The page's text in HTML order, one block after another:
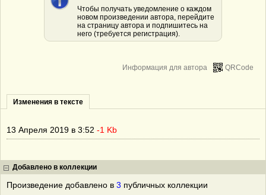
Чтобы получать уведомление о каждом
новом произведении автора, перейдите
на страницу автора и подпишитесь на
него (требуется регистрация).
QRCode
Информация для автора
Изменения в тексте
13 Апреля 2019 в 3:52 -1 Kb
Добавлено в коллекции
Произведение добавлено в 3 публичных коллекции